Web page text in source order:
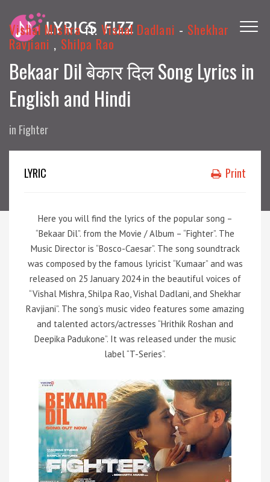
Vishal Mishraft. Vishal Dadlani - Shekhar
Ravjiani , Shilpa Rao
Bekaar Dil बेकार दिल Song Lyrics in
English and Hindi
in Fighter
LYRIC Print
Here you will find the lyrics of the popular song –
“Bekaar Dil”. from the Movie / Album – “Fighter”. The
Music Director is “Bosco-Caesar”. The song soundtrack
was composed by the famous lyricist “Kumaar” and was
released on 25 January 2024 in the beautiful voices of
“Vishal Mishra, Shilpa Rao, Vishal Dadlani, and Shekhar
Ravjiani”. The song’s music video features some amazing
and talented actors/actresses “Hrithik Roshan and
Deepika Padukone”. It was released under the music
label “T-Series”.